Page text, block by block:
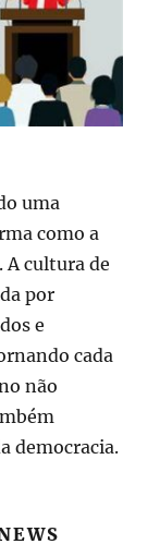
uma
como a
A cultura de
por
e
cada
não
democracia.